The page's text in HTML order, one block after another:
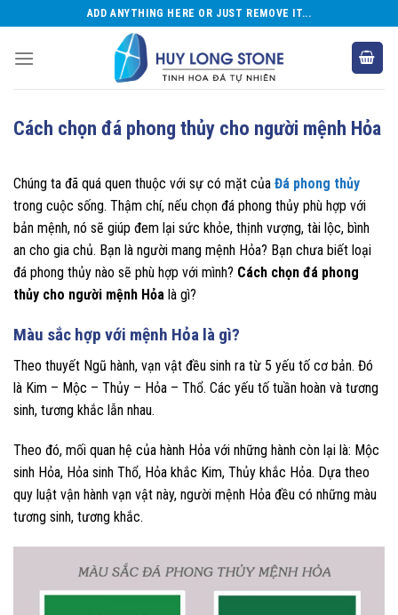
to
content
ADD ANYTHING HERE OR JUST REMOVE IT...
Cách chọn đá phong thủy cho người mệnh Hỏa
Chúng ta đã quá quen thuộc với sự có mặt của Đá phong thủy
trong cuộc sống. Thậm chí, nếu chọn đá phong thủy phù hợp với
bản mệnh, nó sẽ giúp đem lại sức khỏe, thịnh vượng, tài lộc, bình
an cho gia chủ. Bạn là người mang mệnh Hỏa? Bạn chưa biết loại
đá phong thủy nào sẽ phù hợp với mình? Cách chọn đá phong
thủy cho người mệnh Hỏa là gì?
Màu sắc hợp với mệnh Hỏa là gì?
Theo thuyết Ngũ hành, vạn vật đều sinh ra từ 5 yếu tố cơ bản. Đó
là Kim – Mộc – Thủy – Hỏa – Thổ. Các yếu tố tuần hoàn và tương
sinh, tương khắc lẫn nhau.
Theo đó, mối quan hệ của hành Hỏa với những hành còn lại là: Mộc
sinh Hỏa, Hỏa sinh Thổ, Hỏa khắc Kim, Thủy khắc Hỏa. Dựa theo
quy luật vận hành vạn vật này, người mệnh Hỏa đều có những màu
tương sinh, tương khắc.